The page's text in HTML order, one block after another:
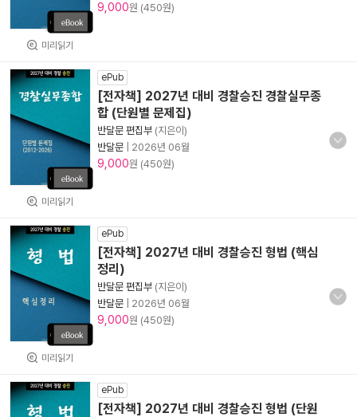
미리읽기
9,000원 (450원)
미리읽기
ePub
[전자책] 2027년 대비 경찰승진 경찰실무종
합 (단원별 문제집)
반달문 편집부 (지은이)
반달문
2026년 06월
9,000원 (450원)
미리읽기
ePub
[전자책] 2027년 대비 경찰승진 형법 (핵심
정리)
반달문 편집부 (지은이)
반달문
2026년 06월
9,000원 (450원)
ePub
[전자책] 2027년 대비 경찰승진 형법 (단원